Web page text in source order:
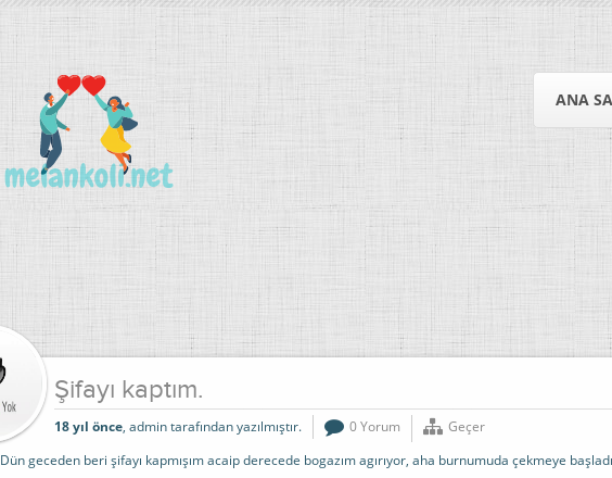
ANA
Şifayı kaptım.
18 yıl önce, admin tarafından yazılmıştır. 0 Yorum
Geçer
Dün geceden beri şifayı kapmışım acaip derecede bogazım agırıyor, aha burnumuda çekmeye